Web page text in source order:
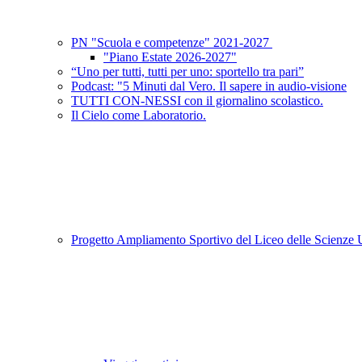
PN "Scuola e competenze" 2021-2027
"Piano Estate 2026-2027"
“Uno per tutti, tutti per uno: sportello tra pari”
Podcast: "5 Minuti dal Vero. Il sapere in audio-visione
TUTTI CON-NESSI con il giornalino scolastico.
Il Cielo come Laboratorio.
Progetto Ampliamento Sportivo del Liceo delle Scienze